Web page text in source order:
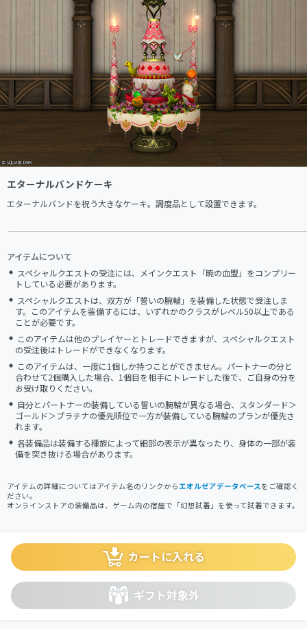
エターナルバンドケーキ
エターナルバンドを祝う大きなケーキ。調度品として設置できます。
アイテムについて
スペシャルクエストの受注には、メインクエスト「暁の血盟」をコンプリー
トしている必要があります。
スペシャルクエストは、双方が「誓いの腕輪」を装備した状態で受注しま
す。このアイテムを装備するには、いずれかのクラスがレベル50以上である
ことが必要です。
このアイテムは他のプレイヤーとトレードできますが、スペシャルクエスト
の受注後はトレードができなくなります。
このアイテムは、一度に1個しか持つことができません。パートナーの分と
合わせて2個購入した場合、1個目を相手にトレードした後で、ご自身の分を
お受け取りください。
自分とパートナーの装備している誓いの腕輪が異なる場合、スタンダード＞
ゴールド＞プラチナの優先順位で一方が装備している腕輪のプランが優先さ
れます。
各装備品は装備する種族によって細部の表示が異なったり、身体の一部が装
備を突き抜ける場合があります。
アイテムの詳細についてはアイテム名のリンクからエオルゼアデータベース をご確認く
ださい。
オンラインストアの装備品は、ゲーム内の宿屋で「幻想試着」を使って試着できます。
カートに入れる
ギフト対象外